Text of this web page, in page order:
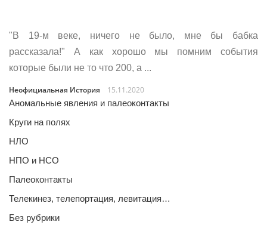
"В 19-м веке, ничего не было, мне бы бабка
рассказала!" А как хорошо мы помним события
которые были не то что 200, а ...
Неофициальная История
15.11.2020
Аномальные явления и палеоконтакты
Круги на полях
НЛО
НПО и НСО
Палеоконтакты
Телекинез, телепортация, левитация…
Без рубрики